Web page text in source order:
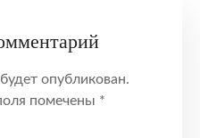
опубликован.
помечены *